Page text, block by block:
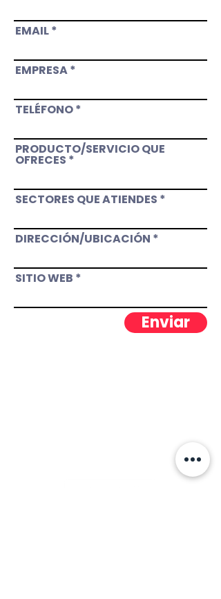
EMAIL
EMPRESA
TELÉFONO
PRODUCTO/SERVICIO QUE
OFRECES
SECTORES QUE ATIENDES
DIRECCIÓN/UBICACIÓN
SITIO WEB
Enviar